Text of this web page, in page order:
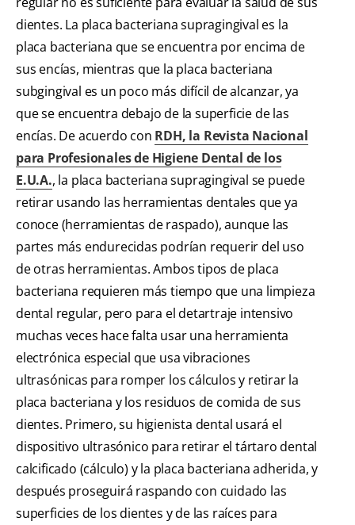
dientes. La placa bacteriana supragingival es la
placa bacteriana que se encuentra por encima de
sus encías, mientras que la placa bacteriana
subgingival es un poco más difícil de alcanzar, ya
que se encuentra debajo de la superficie de las
encías. De acuerdo con RDH, la Revista Nacional
para Profesionales de Higiene Dental de los
E.U.A., la placa bacteriana supragingival se puede
retirar usando las herramientas dentales que ya
conoce (herramientas de raspado), aunque las
partes más endurecidas podrían requerir del uso
de otras herramientas. Ambos tipos de placa
bacteriana requieren más tiempo que una limpieza
dental regular, pero para el detartraje intensivo
muchas veces hace falta usar una herramienta
electrónica especial que usa vibraciones
ultrasónicas para romper los cálculos y retirar la
placa bacteriana y los residuos de comida de sus
dientes. Primero, su higienista dental usará el
dispositivo ultrasónico para retirar el tártaro dental
calcificado (cálculo) y la placa bacteriana adherida, y
después proseguirá raspando con cuidado las
superficies de los dientes y de las raíces para